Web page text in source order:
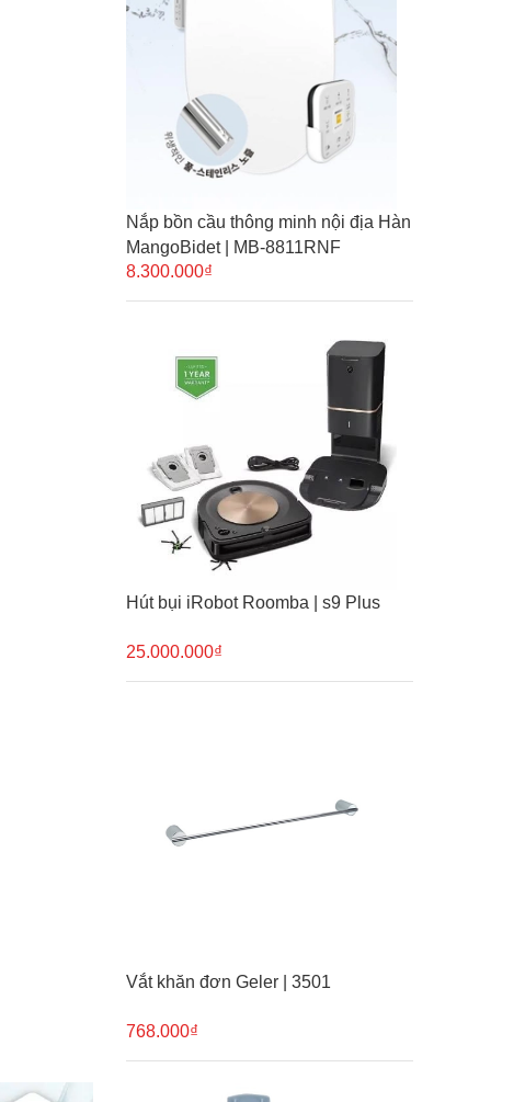
Nắp bồn cầu thông minh nội địa Hàn
MangoBidet | MB-8811RNF
8.300.000₫
Hút bụi iRobot Roomba | s9 Plus
25.000.000₫
Vắt khăn đơn Geler | 3501
768.000₫